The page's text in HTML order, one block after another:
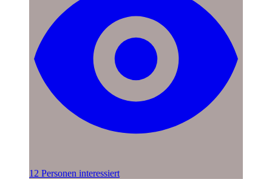
12 Personen interessiert